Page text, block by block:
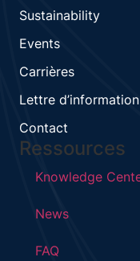
Sustainability
Events
Carrières
Lettre d’information
Contact
Ressources
Knowledge
News
FAQ